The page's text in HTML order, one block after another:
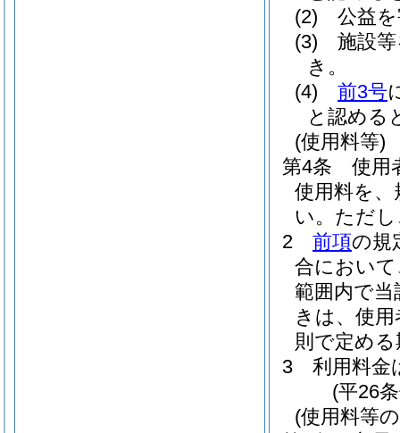
(2)
公益
(3)
施設
き。
(4)
前3号
と認める
(使用料等)
第4条
使用
使用料を
い。 ただ
2
前項の規
合において
範囲内で
きは、使
則で定め
3
利用料金
(平26
(使用料等